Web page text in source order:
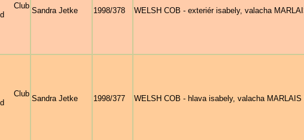
Sandra Jetke 1998/378 WELSH COB - exteriér isabely, valacha
Sandra Jetke 1998/377 WELSH COB - hlava isabely, valacha